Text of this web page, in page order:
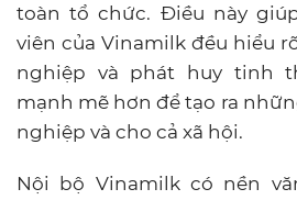
toàn tổ chức. Điều này
viên của Vinamilk đều hiểu
nghiệp và phát huy tinh
mạnh mẽ hơn để tạo ra
nghiệp và cho cả xã hội.
Nội bộ Vinamilk có nền